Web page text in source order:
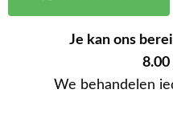
Je kan ons
8.00
We behandelen